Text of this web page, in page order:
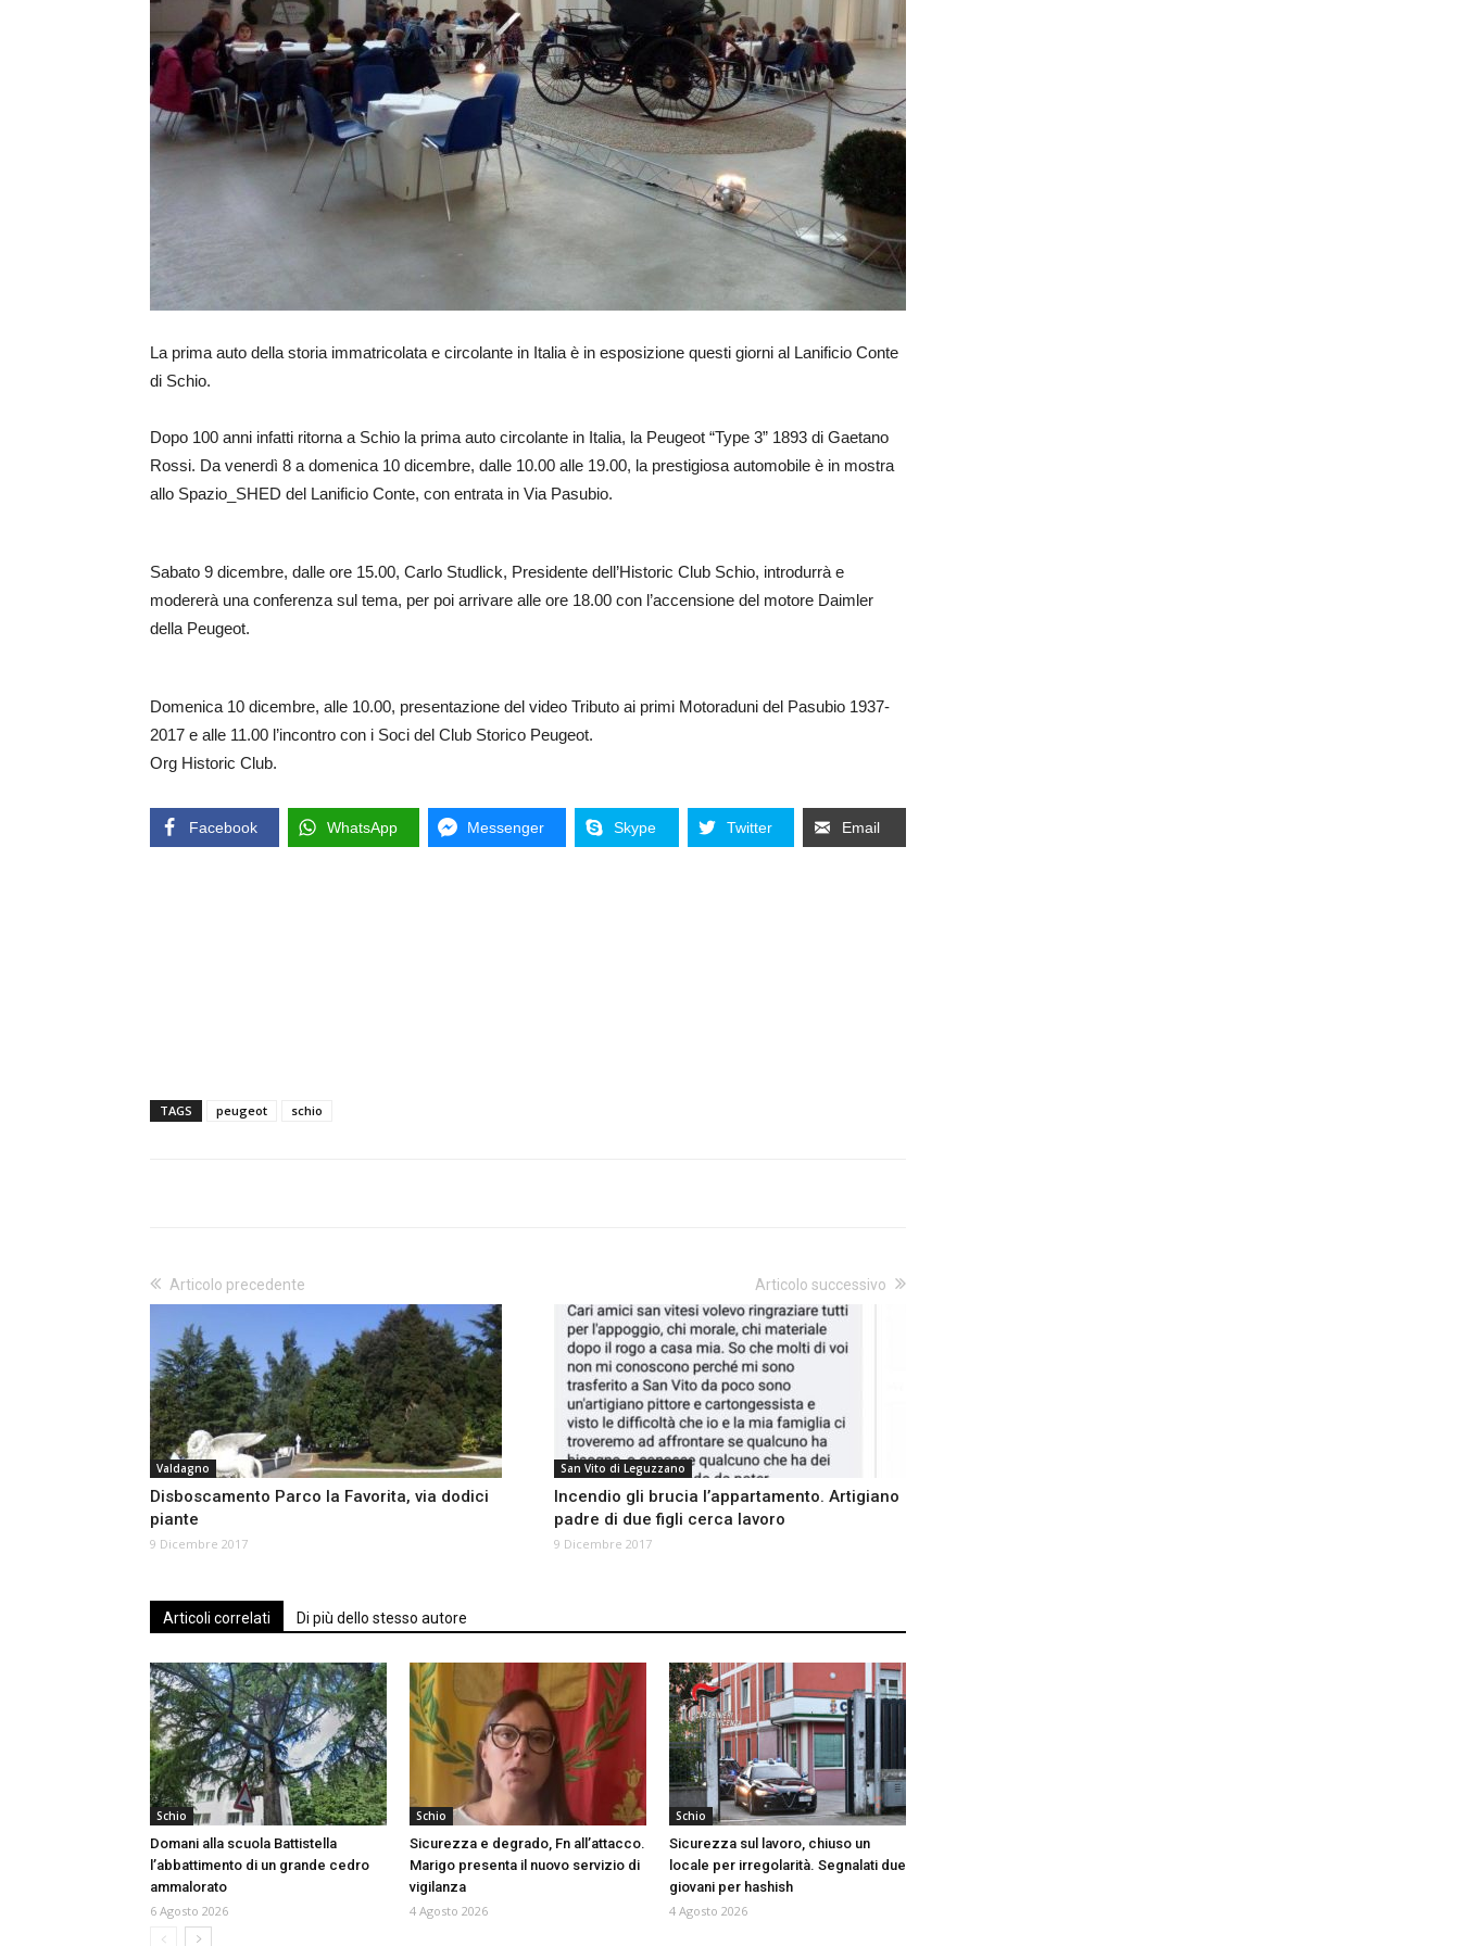
La prima auto della storia immatricolata e circolante in Italia è in esposizione questi giorni al Lanificio Conte
di Schio.
Dopo 100 anni infatti ritorna a Schio la prima auto circolante in Italia, la Peugeot “Type 3” 1893 di Gaetano
Rossi. Da venerdì 8 a domenica 10 dicembre, dalle 10.00 alle 19.00, la prestigiosa automobile è in mostra
allo Spazio_SHED del Lanificio Conte, con entrata in Via Pasubio.
Sabato 9 dicembre, dalle ore 15.00, Carlo Studlick, Presidente dell’Historic Club Schio, introdurrà e
modererà una conferenza sul tema, per poi arrivare alle ore 18.00 con l’accensione del motore Daimler
della Peugeot.
Domenica 10 dicembre, alle 10.00, presentazione del video Tributo ai primi Motoraduni del Pasubio 1937-
2017 e alle 11.00 l’incontro con i Soci del Club Storico Peugeot.
Org Historic Club.
Facebook WhatsApp Messenger Skype Twitter Email
TAGS peugeot schio
Articolo precedente
Valdagno
Disboscamento Parco la Favorita, via dodici
piante
9 Dicembre 2017
Articolo successivo
San Vito di Leguzzano
Incendio gli brucia l’appartamento. Artigiano
padre di due figli cerca lavoro
9 Dicembre 2017
Articoli correlati Di più dello stesso autore
Schio
Domani alla scuola Battistella
l’abbattimento di un grande cedro
ammalorato
6 Agosto 2026
Schio
Sicurezza e degrado, Fn all’attacco.
Marigo presenta il nuovo servizio di
vigilanza
4 Agosto 2026
Schio
Sicurezza sul lavoro, chiuso un
locale per irregolarità. Segnalati due
giovani per hashish
4 Agosto 2026